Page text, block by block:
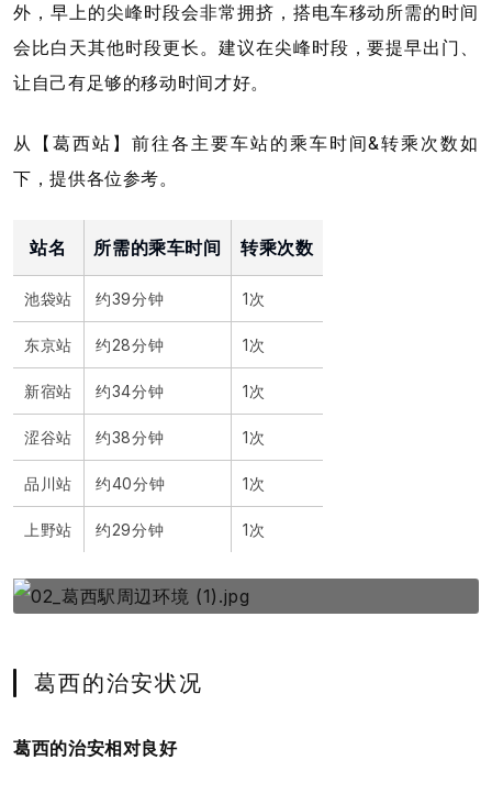
外，早上的尖峰时段会非常拥挤，搭电车移动所需的时间
会比白天其他时段更长。建议在尖峰时段，要提早出门、
让自己有足够的移动时间才好。
从【葛西站】前往各主要车站的乘车时间&转乘次数如
下，提供各位参考。
站名 所需的乘车时间 转乘次数
池袋站 约39分钟 1次
东京站 约28分钟 1次
新宿站 约34分钟 1次
涩谷站 约38分钟 1次
品川站 约40分钟 1次
上野站 约29分钟 1次
葛西的治安状况
葛西的治安相对良好